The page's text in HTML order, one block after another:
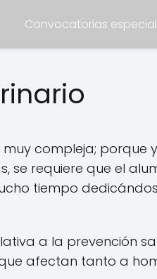
Convocatorias
muy compleja; porque
se requiere que el
tiempo
a la prevención
afectan tanto a